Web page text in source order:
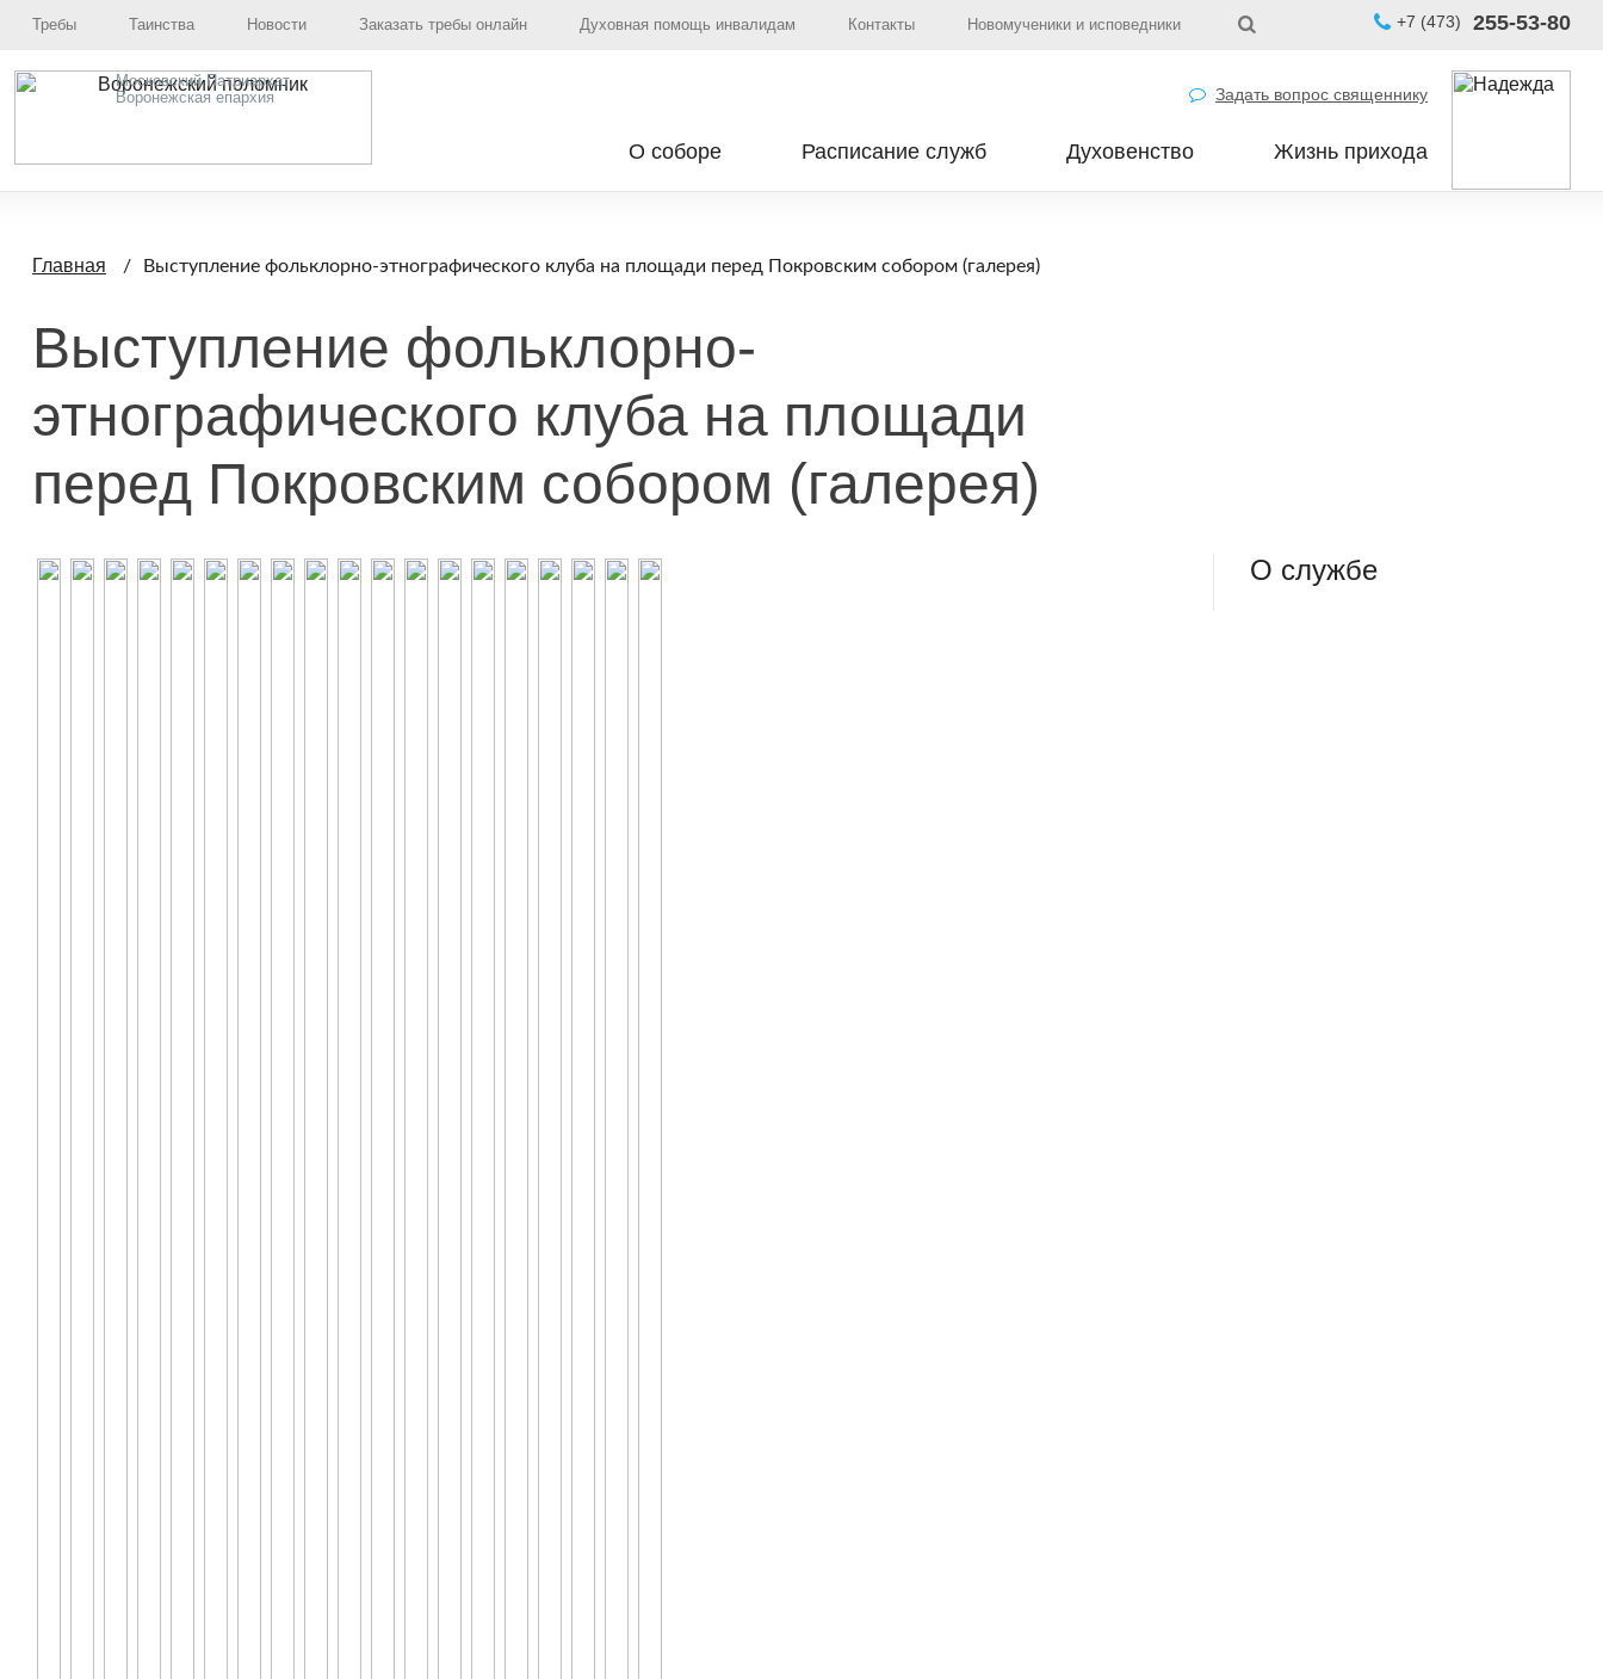
Требы Таинства Новости Заказать требы онлайн Духовная помощь инвалидам Контакты Новомученики и исповедники +7 (473) 255-53-80
Московский Патриархат,
Воронежская епархия
Задать вопрос священнику
О соборе Расписание служб Духовенство Жизнь прихода
Главная Выступление фольклорно-этнографического клуба на площади перед Покровским собором (галерея)
Выступление фольклорно-
этнографического клуба на площади
перед Покровским собором (галерея)
О службе